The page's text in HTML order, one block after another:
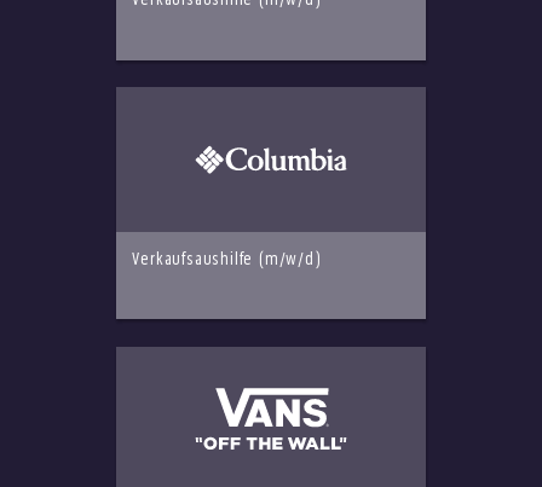
Verkaufsaushilfe (m/w/d)